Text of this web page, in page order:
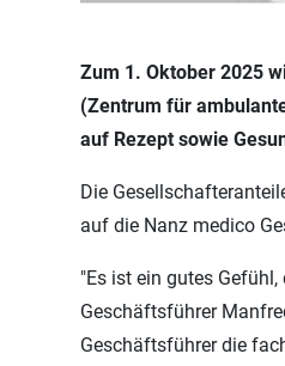
Zum 1. Oktober 2025
(Zentrum für
auf Rezept sowie
Die
auf die Nanz medico
"Es ist ein gutes
Geschäftsführer
Geschäftsführer die